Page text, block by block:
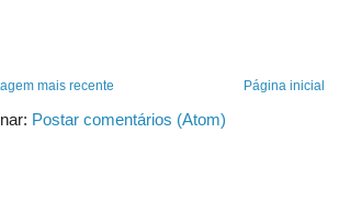
mais recente Página inicial
Postar comentários (Atom)